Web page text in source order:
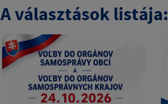
A választások listája: